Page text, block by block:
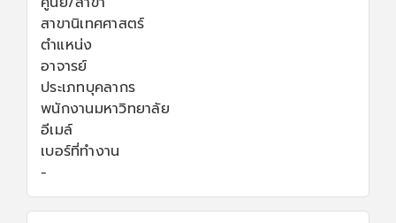
สาขานิเทศศาสตร์
ตำแหน่ง
อาจารย์
ประเภทบุคลากร
พนักงานมหาวิทยาลัย
อีเมล์
เบอร์ที่ทำงาน
-